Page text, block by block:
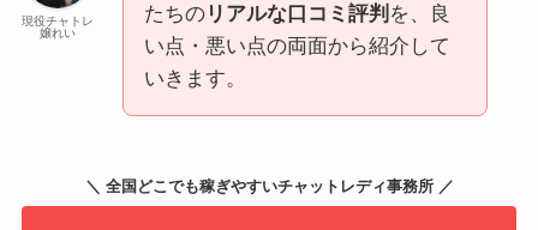
現役チャトレ
嬢れい
たちのリアルな口コミ評判 を、良
い点・悪い点の両面から紹介して
いきます。
＼ 全国どこでも稼ぎやすいチャットレディ事務所 ／